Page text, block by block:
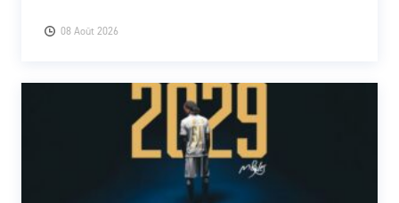
08 Août 2026